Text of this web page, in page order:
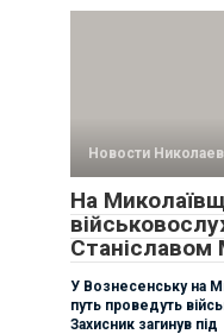
Новости
На
У Вознесенську на
путь проведуть
Захисник загинув під